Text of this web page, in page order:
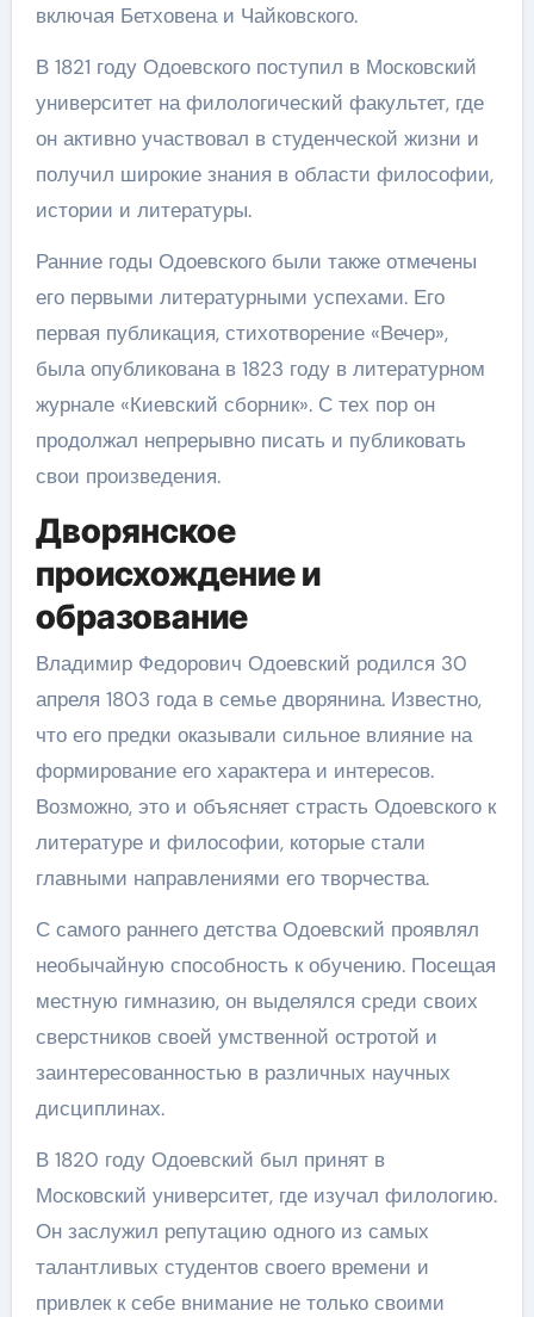
включая Бетховена и Чайковского.
В 1821 году Одоевского поступил в Московский
университет на филологический факультет, где
он активно участвовал в студенческой жизни и
получил широкие знания в области философии,
истории и литературы.
Ранние годы Одоевского были также отмечены
его первыми литературными успехами. Его
первая публикация, стихотворение «Вечер»,
была опубликована в 1823 году в литературном
журнале «Киевский сборник». С тех пор он
продолжал непрерывно писать и публиковать
свои произведения.
Дворянское
происхождение и
образование
Владимир Федорович Одоевский родился 30
апреля 1803 года в семье дворянина. Известно,
что его предки оказывали сильное влияние на
формирование его характера и интересов.
Возможно, это и объясняет страсть Одоевского к
литературе и философии, которые стали
главными направлениями его творчества.
С самого раннего детства Одоевский проявлял
необычайную способность к обучению. Посещая
местную гимназию, он выделялся среди своих
сверстников своей умственной остротой и
заинтересованностью в различных научных
дисциплинах.
В 1820 году Одоевский был принят в
Московский университет, где изучал филологию.
Он заслужил репутацию одного из самых
талантливых студентов своего времени и
привлек к себе внимание не только своими